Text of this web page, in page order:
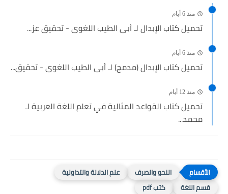
منذ 6 أيام
تحميل كتاب الإبدال لـ أبى الطيب اللغوى - تحقيق عز...
منذ 6 أيام
تحميل كتاب الإبدال (مدمج) لـ أبى الطيب اللغوى - تحقيق...
منذ 12 أيام
تحميل كتاب القواعد المثالية في تعلم اللغة العربية لـ
محمد...
النحو والصرف
علم الدلالة والتداولية
قسم اللغة
كتب pdf